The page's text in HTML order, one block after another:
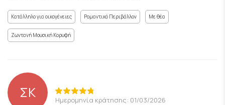
Κατάλληλο για οικογένειες Ρομαντικό Περιβάλλον Με θέα
Ζωντανή Μουσική Κορυφή
ΣK Ημερομηνία κράτησης: 01/03/2026